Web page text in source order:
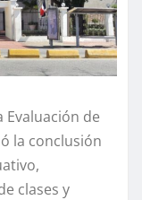
Evaluación de
la conclusión
clases y